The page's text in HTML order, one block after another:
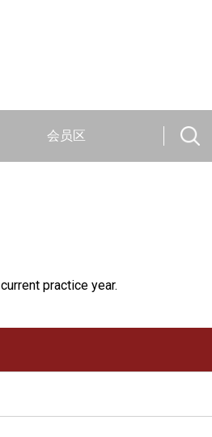
会员区
practice year.